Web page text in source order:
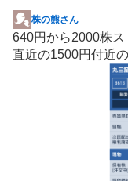
掲
示
板
株の熊さん
640円から2000株
直近の1500円付近